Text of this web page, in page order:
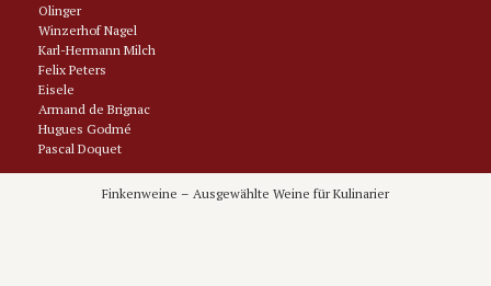
Olinger
Winzerhof Nagel
Karl-Hermann Milch
Felix Peters
Eisele
Armand de Brignac
Hugues Godmé
Pascal Doquet
PhilipponnatFinkenweine – Ausgewählte Weine für Kulinarier